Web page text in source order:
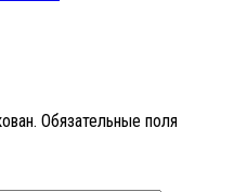
Обязательные поля